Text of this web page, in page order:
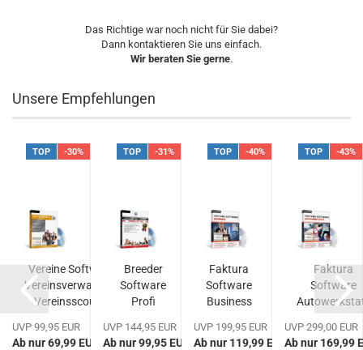
Das Richtige war noch nicht für Sie dabei?
Dann kontaktieren Sie uns einfach.
Wir beraten Sie gerne.
Unsere Empfehlungen
TOP -30%
Vereine Software
Vereinsverwaltung
Vereinsscout...
UVP 99,95 EUR
Ab nur 69,99 EUR
TOP -31%
Breeder
Software
Profi
Software...
UVP 144,95 EUR
Ab nur 99,95 EUR
TOP -40%
Faktura
Software
Business
UVP 199,95 EUR
Ab nur 119,99 EUR
TOP -43%
Faktura
Software
Werkstatt...
UVP 299,00 EUR
Ab nur 169,99